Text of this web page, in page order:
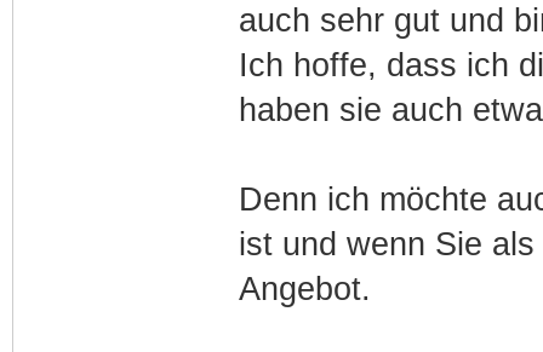
auch sehr gut und
Ich hoffe, dass ich
haben sie auch
Denn ich möchte
ist und wenn Sie
Angebot.